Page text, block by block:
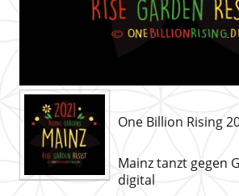
One Billion Rising
Mainz tanzt gegen
digital